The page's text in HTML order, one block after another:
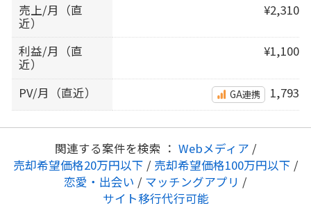
売上/月（直
近）
¥2,310
利益/月（直
近）
¥1,100
PV/月（直近） GA連携 1,793
関連する案件を検索 ： Webメディア /
売却希望価格20万円以下 / 売却希望価格100万円以下 /
恋愛・出会い / マッチングアプリ /
サイト移行代行可能